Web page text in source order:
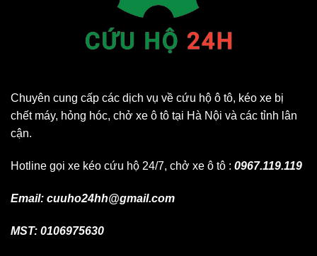
Chuyên cung cấp các dịch vụ về cứu hộ ô tô, kéo xe bị
chết máy, hỏng hóc, chở xe ô tô tại Hà Nội và các tỉnh lân
cận.
Hotline gọi xe kéo cứu hộ 24/7, chở xe ô tô : 0967.119.119
Email: cuuho24hh@gmail.com
MST: 0106975630